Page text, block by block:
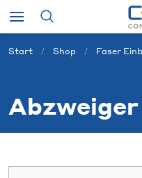
Start Shop Faser
Abzweiger